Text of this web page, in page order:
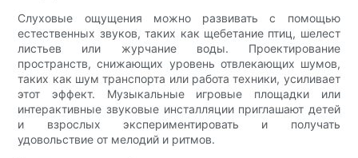
Слуховые ощущения можно развивать с помощью
естественных звуков, таких как щебетание птиц, шелест
листьев или журчание воды. Проектирование
пространств, снижающих уровень отвлекающих шумов,
таких как шум транспорта или работа техники, усиливает
этот эффект. Музыкальные игровые площадки или
интерактивные звуковые инсталляции приглашают детей
и взрослых экспериментировать и получать
удовольствие от мелодий и ритмов.